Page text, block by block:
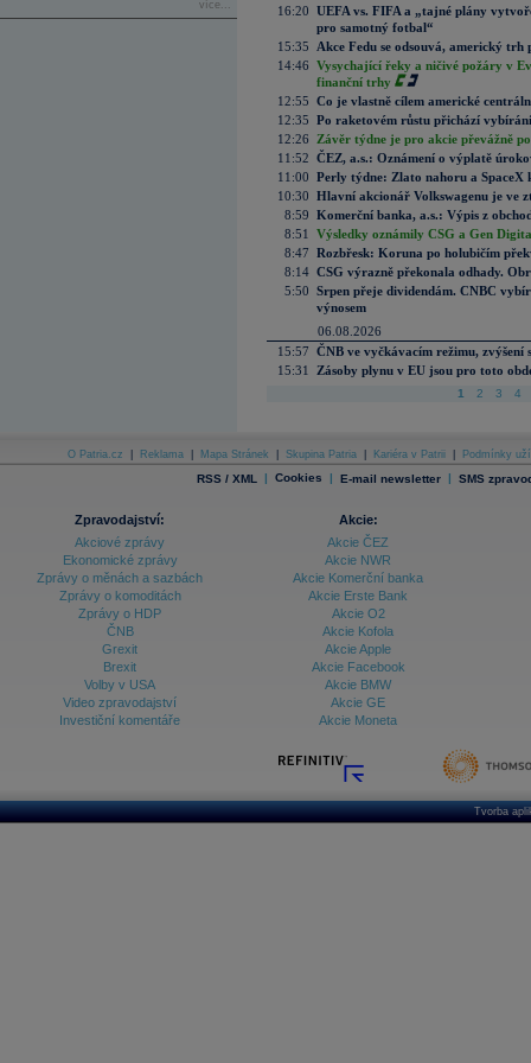
více...
16:20 UEFA vs. FIFA a „tajné plány
pro samotný fotbal“
15:35
Akce Fedu se odsouvá, americký
14:46 Vysychající řeky a ničivé požáry v
finanční trhy
12:55 Co je vlastně cílem americké
12:35 Po raketovém růstu přichází
12:26
Závěr týdne je pro akcie převážně
11:52 ČEZ, a.s.: Oznámení o výplatě
11:00 Perly týdne: Zlato nahoru a SpaceX
10:30 Hlavní akcionář Volkswagenu je ve
8:59 Komerční banka, a.s.: Výpis z
8:51
Výsledky oznámily CSG a Gen
8:47 Rozbřesk: Koruna po holubičím
8:14 CSG výrazně překonala odhady.
5:50 Srpen přeje dividendám. CNBC
výnosem
06.08.2026
15:57 ČNB ve vyčkávacím režimu, zvýšení
15:31
Zásoby plynu v EU jsou pro toto
1 2 3 4
O Patria.cz Reklama Mapa Stránek Skupina Patria Kariéra v Patrii Podmínky
RSS / XML | Cookies | E-mail newsletter | SMS
Zpravodajství:
Akciové zprávy
Ekonomické zprávy
Zprávy o měnách a sazbách
Zprávy o komoditách
Zprávy o HDP
ČNB
Grexit
Brexit
Volby v USA
Video zpravodajství
Investiční komentáře
Akcie:
Akcie ČEZ
Akcie NWR
Akcie Komerční banka
Akcie Erste Bank
Akcie O2
Akcie Kofola
Akcie Apple
Akcie Facebook
Akcie BMW
Akcie GE
Akcie Moneta
Tvorba